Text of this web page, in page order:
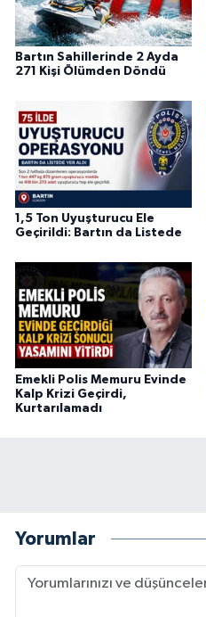
Bartın Sahillerinde 2 Ayda
271 Kişi Ölümden Döndü
1,5 Ton Uyuşturucu Ele
Geçirildi: Bartın da Listede
Emekli Polis Memuru Evinde
Kalp Krizi Geçirdi,
Kurtarılamadı
Yorumlar